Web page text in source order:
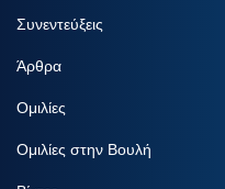
Συνεντεύξεις
Άρθρα
Ομιλίες
Ομιλίες στην Βουλή